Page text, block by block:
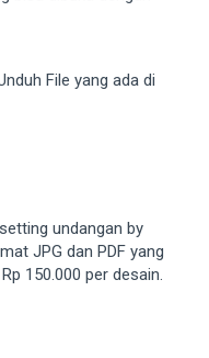
File yang ada di
undangan by
JPG dan PDF yang
150.000 per desain.